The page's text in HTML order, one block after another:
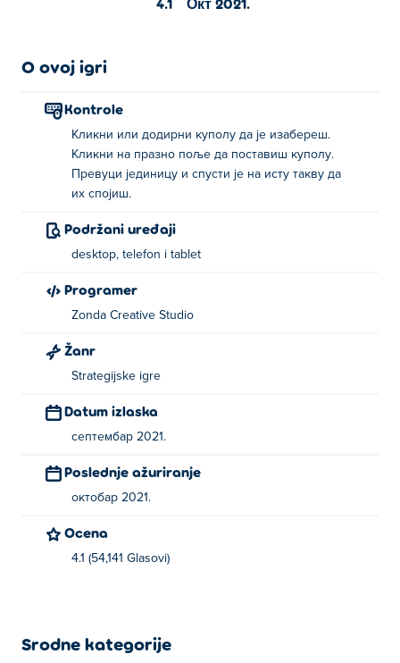
O ovoj igri
Kontrole
Кликни или додирни куполу да је изабереш.
Кликни на празно поље да поставиш куполу.
Превуци јединицу и спусти је на исту такву да
их спојиш.
Podržani uređaji
desktop, telefon i tablet
Programer
Zonda Creative Studio
Žanr
Strategijske igre
Datum izlaska
септембар 2021.
Poslednje ažuriranje
октобар 2021.
Ocena
4.1 (54,141 Glasovi)
Srodne kategorije